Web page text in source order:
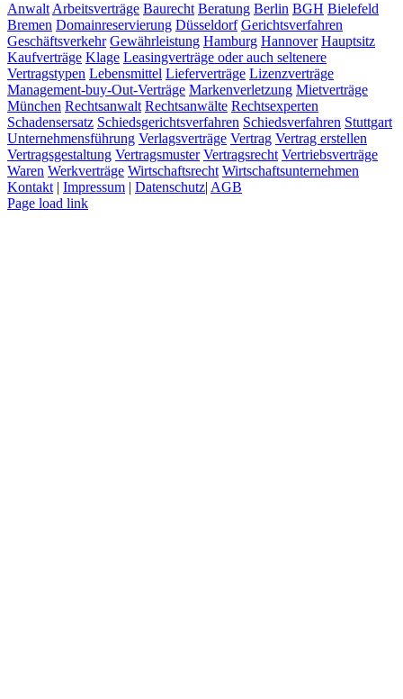
Anwalt Arbeitsverträge Baurecht Beratung Berlin BGH Bielefeld
Bremen Domainreservierung Düsseldorf Gerichtsverfahren
Geschäftsverkehr Gewährleistung Hamburg Hannover Hauptsitz
Kaufverträge Klage Leasingverträge oder auch seltenere
Vertragstypen Lebensmittel Lieferverträge Lizenzverträge
Management-buy-Out-Verträge Markenverletzung Mietverträge
München Rechtsanwalt Rechtsanwälte Rechtsexperten
Schadensersatz Schiedsgerichtsverfahren Schiedsverfahren Stuttgart
Unternehmensführung Verlagsverträge Vertrag Vertrag erstellen
Vertragsgestaltung Vertragsmuster Vertragsrecht Vertriebsverträge
Waren Werkverträge Wirtschaftsrecht Wirtschaftsunternehmen
Kontakt | Impressum | Datenschutz| AGB
Page load link